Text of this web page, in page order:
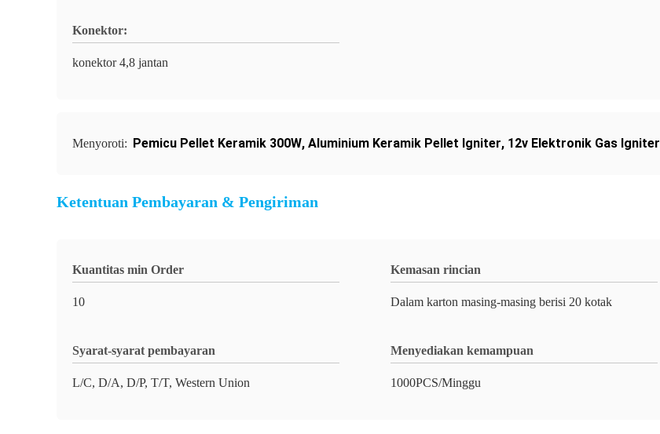
Konektor:
konektor 4,8 jantan
Menyoroti: Pemicu Pellet Keramik 300W, Aluminium Keramik Pellet Igniter, 12v Elektronik Gas Igniter
Ketentuan Pembayaran & Pengiriman
Kuantitas min Order
10
Kemasan rincian
Dalam karton masing-masing berisi 20 kotak
Syarat-syarat pembayaran
L/C, D/A, D/P, T/T, Western Union
Menyediakan kemampuan
1000PCS/Minggu